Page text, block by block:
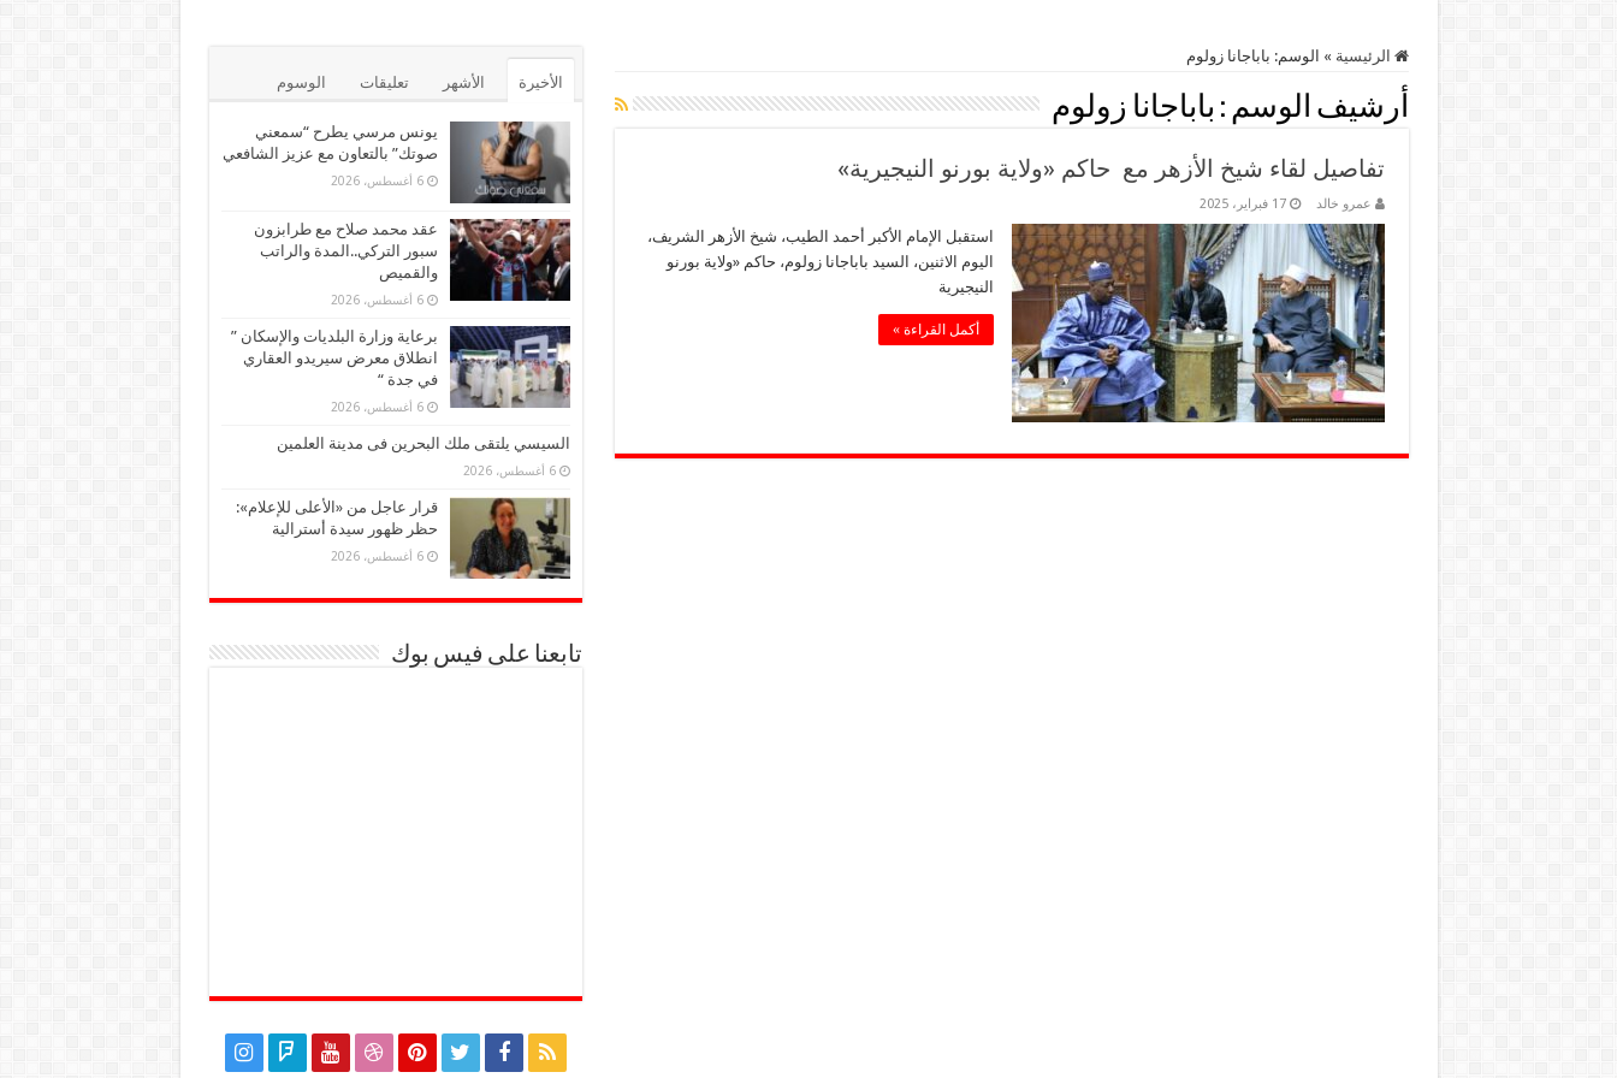
الرئيسية » الوسم: باباجانا زولوم
أرشيف الوسم : باباجانا زولوم
تفاصيل لقاء شيخ الأزهر مع حاكم «ولاية بورنو النيجيرية»
عمرو خالد 17 فبراير، 2025
استقبل الإمام الأكبر أحمد الطيب، شيخ الأزهر الشريف،
اليوم الاثنين، السيد باباجانا زولوم، حاكم «ولاية بورنو
النيجيرية
أكمل القراءة »
الأخيرة الأشهر تعليقات الوسوم
يونس مرسي يطرح “سمعني
صوتك” بالتعاون مع عزيز الشافعي
6 أغسطس، 2026
عقد محمد صلاح مع طرابزون
سبور التركي..المدة والراتب
والقميص
6 أغسطس، 2026
برعاية وزارة البلديات والإسكان ”
انطلاق معرض سيريدو العقاري
في جدة “
6 أغسطس، 2026
السيسي يلتقى ملك البحرين فى مدينة العلمين
6 أغسطس، 2026
قرار عاجل من «الأعلى للإعلام»:
حظر ظهور سيدة أسترالية
6 أغسطس، 2026
تابعنا على فيس بوك